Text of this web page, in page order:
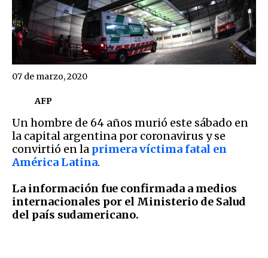
AFP
07 de marzo, 2020
Un hombre de 64 años murió este sábado en
la capital argentina por coronavirus y se
convirtió en la primera víctima fatal en
América Latina.
La información fue confirmada a medios
internacionales por el Ministerio de Salud
del país sudamericano.